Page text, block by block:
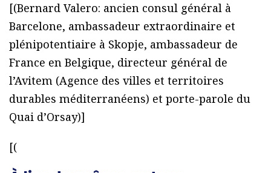
[(Bernard Valero: ancien consul général à
Barcelone, ambassadeur extraordinaire et
plénipotentiaire à Skopje, ambassadeur de
France en Belgique, directeur général de
l’Avitem (Agence des villes et territoires
durables méditerranéens) et porte-parole du
Quai d’Orsay)]
[(